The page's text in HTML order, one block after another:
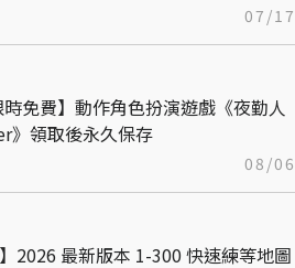
07/17
時免費】動作角色扮演遊戲《夜勤人
》領取後永久保存
08/06
】2026 最新版本 1-300 快速練等地圖